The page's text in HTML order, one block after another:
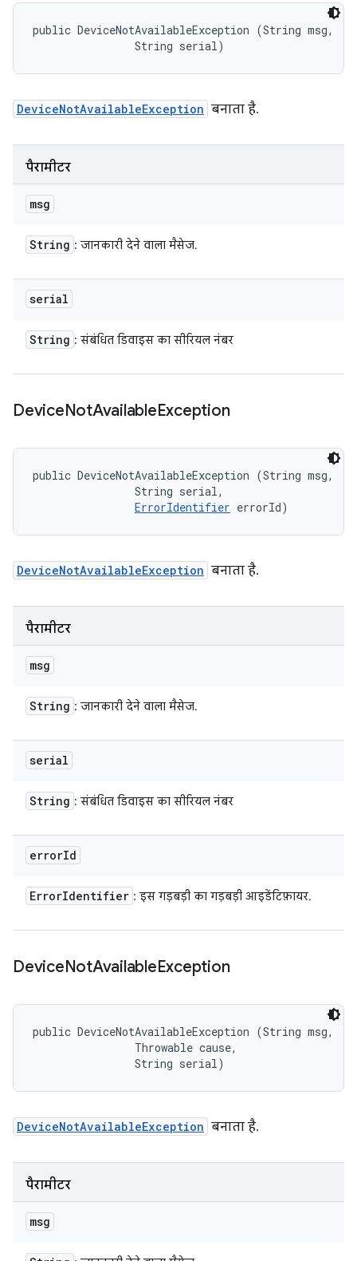
public DeviceNotAvailableException (String msg,
                String serial)
DeviceNotAvailableException बनाता है.
पैरामीटर
msg
String : जानकारी देने वाला मैसेज.
serial
String : संबंधित डिवाइस का सीरियल नंबर
DeviceNotAvailableException
public DeviceNotAvailableException (String msg,
                String serial,
ErrorIdentifier errorId)
DeviceNotAvailableException बनाता है.
पैरामीटर
msg
String : जानकारी देने वाला मैसेज.
serial
String : संबंधित डिवाइस का सीरियल नंबर
errorId
ErrorIdentifier : इस गड़बड़ी का गड़बड़ी आइडेंटिफ़ायर.
DeviceNotAvailableException
public DeviceNotAvailableException (String msg,
                Throwable cause,
                String serial)
DeviceNotAvailableException बनाता है.
पैरामीटर
msg